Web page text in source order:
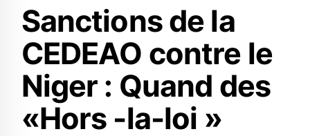
Sanctions de la
CEDEAO contre le
Niger : Quand des
«Hors -la-loi »